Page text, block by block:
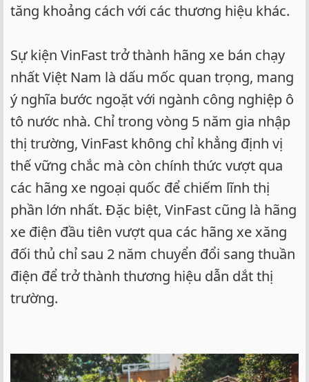
tăng khoảng cách với các thương hiệu khác.
Sự kiện VinFast trở thành hãng xe bán chạy
nhất Việt Nam là dấu mốc quan trọng, mang
ý nghĩa bước ngoặt với ngành công nghiệp ô
tô nước nhà. Chỉ trong vòng 5 năm gia nhập
thị trường, VinFast không chỉ khẳng định vị
thế vững chắc mà còn chính thức vượt qua
các hãng xe ngoại quốc để chiếm lĩnh thị
phần lớn nhất. Đặc biệt, VinFast cũng là hãng
xe điện đầu tiên vượt qua các hãng xe xăng
đối thủ chỉ sau 2 năm chuyển đổi sang thuần
điện để trở thành thương hiệu dẫn dắt thị
trường.